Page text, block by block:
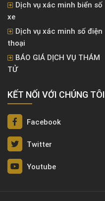
Dịch vụ xác minh biển số
xe
Dịch vụ xác minh số điện
thoại
BÁO GIÁ DỊCH VỤ THÁM
TỬ
KẾT NỐI VỚI CHÚNG TÔI
Facebook
Twitter
Youtube